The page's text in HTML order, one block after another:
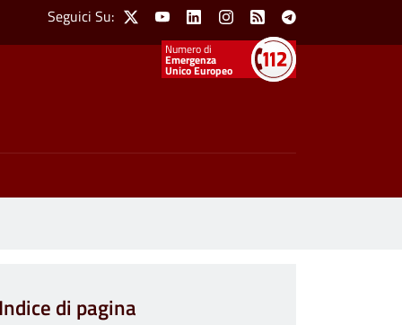
Social Menu
Seguici Su: X YoutubeLinkedinInstagram
Feed Telegram
Emergenza
Unico Europeo
Indice di pagina